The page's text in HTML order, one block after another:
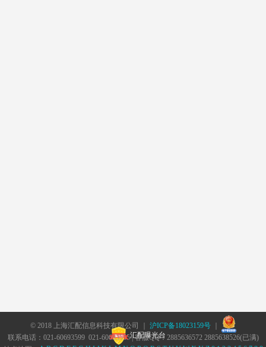
© 2018 上海汇配信息科技有限公司 ｜ 沪ICP备18023159号｜
汇配曝光台
联系电话：021-60693599 021-60693555 | 客服QQ：2885636572 2885638526(已满)